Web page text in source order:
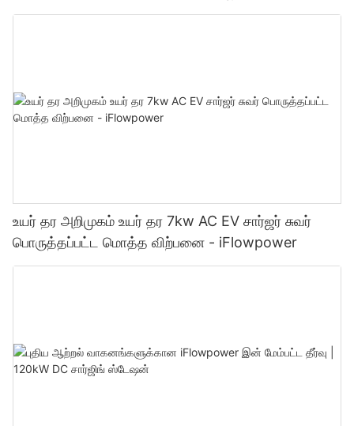
உற்பத்தியாளர் | iFlowPower2
உயர் தர அறிமுகம் உயர் தர 7kw AC EV சார்ஜர் சுவர்
பொருத்தப்பட்ட மொத்த விற்பனை - iFlowpower